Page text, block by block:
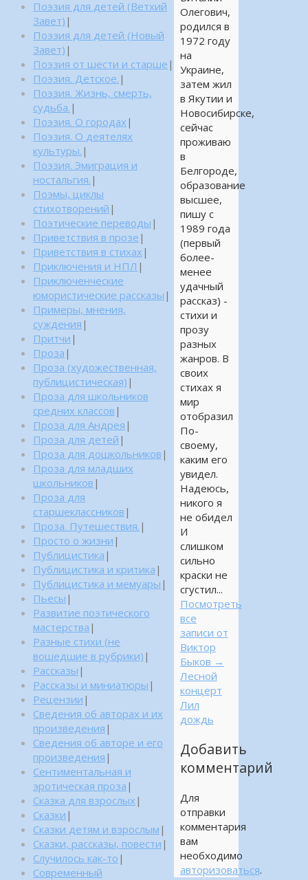
Олегович,
родился в
1972 году
на
Украине,
затем жил
в Якутии и
Новосибирске,
сейчас
проживаю
в
Белгороде,
образование
высшее,
пишу с
1989 года
(первый
более-
менее
удачный
рассказ) -
стихи и
прозу
разных
жанров. В
своих
стихах я
мир
отобразил
По-
своему,
каким его
увидел.
Надеюсь,
никого я
не обидел
И
слишком
сильно
краски не
сгустил...
Посмотреть
все
записи от
Виктор
Быков →
Лесной
концерт
Лил
дождь
Добавить
комментарий
Для
отправки
комментария
вам
необходимо
авторизоваться.
Поэзия для детей (Ветхий
Завет) |
Поэзия для детей (Новый
Завет) |
Поэзия от шести и старше |
Поэзия. Детское. |
Поэзия. Жизнь, смерть,
судьба. |
Поэзия. О городах |
Поэзия. О деятелях
культуры. |
Поэзия. Эмиграция и
ностальгия. |
Поэмы, циклы
стихотворений |
Поэтические переводы |
Приветствия в прозе |
Приветствия в стихах |
Приключения и НПЛ |
Приключенческие
юмористические рассказы |
Примеры, мнения,
суждения |
Притчи |
Проза |
Проза (художественная,
публицистическая) |
Проза для школьников
средних классов |
Проза для Андрея |
Проза для детей |
Проза для дошкольников |
Проза для младших
школьников |
Проза для
старшеклассников |
Проза. Путешествия. |
Просто о жизни |
Публицистика |
Публицистика и критика |
Публицистика и мемуары |
Пьесы |
Развитие поэтического
мастерства |
Разные стихи (не
вошедшие в рубрики) |
Рассказы |
Рассказы и миниатюры |
Рецензии |
Сведения об авторах и их
произведения |
Сведения об авторе и его
произведения |
Сентиментальная и
эротическая проза |
Сказка для взрослых |
Сказки |
Сказки детям и взрослым |
Сказки, рассказы, повести |
Случилось как-то |
Современный